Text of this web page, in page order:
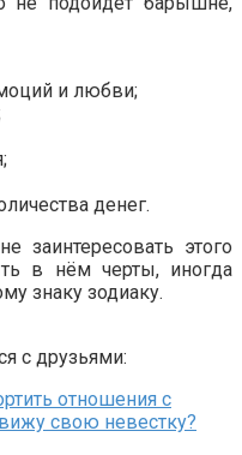
и любви;
денег.
заинтересовать этого
в нём черты, иногда
знаку зодиаку.
с друзьями:
отношения с
свою невестку?